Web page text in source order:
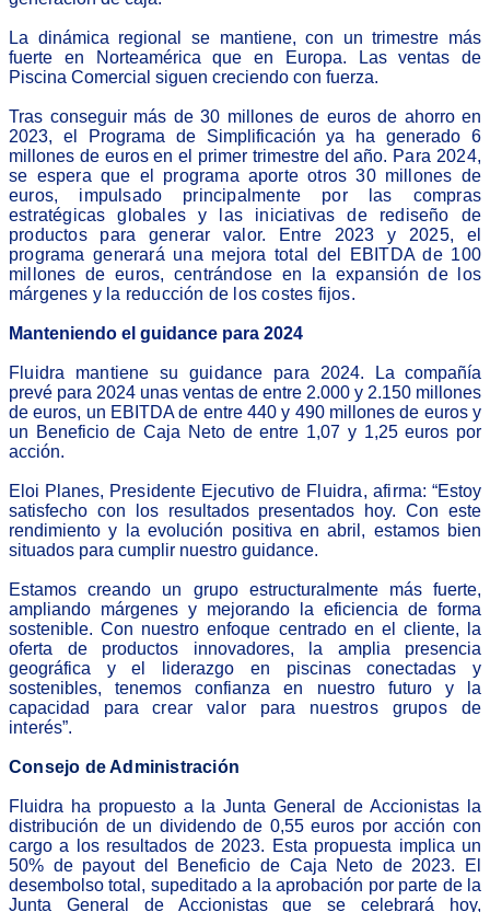
La dinámica regional se mantiene, con un trimestre más
fuerte en Norteamérica que en Europa. Las ventas de
Piscina Comercial siguen creciendo con fuerza.
Tras conseguir más de 30 millones de euros de ahorro en
2023, el Programa de Simplificación ya ha generado 6
millones de euros en el primer trimestre del año. Para 2024,
se espera que el programa aporte otros 30 millones de
euros, impulsado principalmente por las compras
estratégicas globales y las iniciativas de rediseño de
productos para generar valor. Entre 2023 y 2025, el
programa generará una mejora total del EBITDA de 100
millones de euros, centrándose en la expansión de los
márgenes y la reducción de los costes fijos.
Manteniendo el guidance para 2024
Fluidra mantiene su guidance para 2024. La compañía
prevé para 2024 unas ventas de entre 2.000 y 2.150 millones
de euros, un EBITDA de entre 440 y 490 millones de euros y
un Beneficio de Caja Neto de entre 1,07 y 1,25 euros por
acción.
Eloi Planes, Presidente Ejecutivo de Fluidra, afirma: “Estoy
satisfecho con los resultados presentados hoy. Con este
rendimiento y la evolución positiva en abril, estamos bien
situados para cumplir nuestro guidance.
Estamos creando un grupo estructuralmente más fuerte,
ampliando márgenes y mejorando la eficiencia de forma
sostenible. Con nuestro enfoque centrado en el cliente, la
oferta de productos innovadores, la amplia presencia
geográfica y el liderazgo en piscinas conectadas y
sostenibles, tenemos confianza en nuestro futuro y la
capacidad paracrear valor para nuestros grupos de
interés”.
Consejo de Administración
Fluidra ha propuesto a la Junta General de Accionistas la
distribución de un dividendo de 0,55 euros por acción con
cargo a los resultados de 2023. Esta propuesta implica un
50% de payout del Beneficio de Caja Neto de 2023. El
desembolso total, supeditado a la aprobación por parte de la
Junta General de Accionistas que se celebrará hoy,